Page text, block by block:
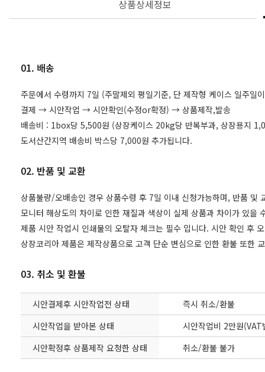
상품상세정보
01. 배송
주문에서 수령까지 7일 (주말제외 평일기준, 단 제작형 케이스 일주일
결제 → 시안작업 → 시안확인(수정or확정) → 상품제작,발송
배송비 : 1box당 5,500원 (상장케이스 20kg당 반복부과, 상장용지
도서산간지역 배송비 박스당 7,000원 추가됩니다.
02. 반품 및 교환
상품불량/오배송인 경우 상품수령 후 7일 이내 신청가능하며, 반품 및
모니터 해상도의 차이로 인한 재질과 색상이 실제 상품과 차이가 있
제품 시안 작업시 인쇄물의 오탈자 체크는 필수 입니다. 시안 확인 후
상장코리아 제품은 제작상품으로 고객 단순 변심으로 인한 환불 또한
03. 취소 및 환불
시안결제후 시안작업전 상태
즉시 취소/환불
시안작업을 받아본 상태
시안작업비 2만원
시안확정후 상품제작 요청한 상태
취소/환불 불가